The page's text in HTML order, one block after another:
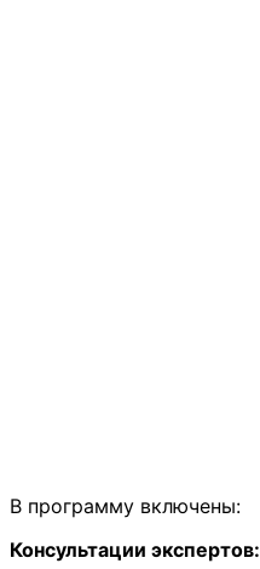
В программу включены:
Консультации экспертов: